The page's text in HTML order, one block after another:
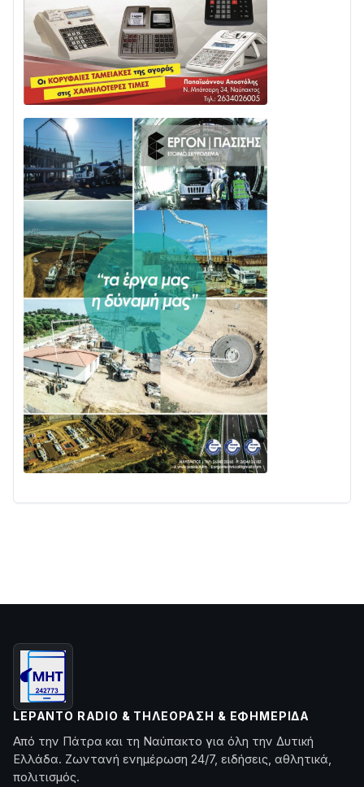
LEPANTO RADIO & ΤΗΛΕΌΡΑΣΗ & ΕΦΗΜΕΡΊΔΑ
Από την Πάτρα και τη Ναύπακτο για όλη την Δυτική
Ελλάδα. Ζωντανή ενημέρωση 24/7, ειδήσεις, αθλητικά,
πολιτισμός.